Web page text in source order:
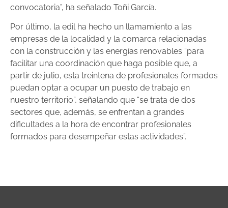
convocatoria”, ha señalado Toñi García.
Por último, la edil ha hecho un llamamiento a las
empresas de la localidad y la comarca relacionadas
con la construcción y las energías renovables “para
facilitar una coordinación que haga posible que, a
partir de julio, esta treintena de profesionales formados
puedan optar a ocupar un puesto de trabajo en
nuestro territorio”, señalando que “se trata de dos
sectores que, además, se enfrentan a grandes
dificultades a la hora de encontrar profesionales
formados para desempeñar estas actividades”.